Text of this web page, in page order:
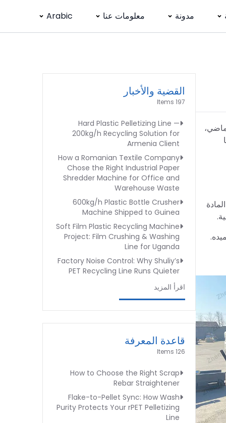
مدونة معلومات عنا Arabic
القضية والأخبار
197 Items
Hard Plastic Pelletizing Line —
200kg/h Recycling Solution for
Armenia Client
How a Romanian Textile Company
Chose the Right Industrial Paper
Shredder Machine for Office and
Warehouse Waste
600kg/h Plastic Bottle Crusher
Machine Shipped to Guinea
Soft Film Plastic Recycling Machine
Project: Film Crushing & Washing
Line for Uganda
Factory Noise Control: Why Shuliy’s
PET Recycling Line Runs Quieter
اقرأ المزيد
قاعدة المعرفة
126 Items
How to Choose the Right Scrap
Rebar Straightener
Flake-to-Pellet Sync: How Wash
Purity Protects Your rPET Pelletizing
Line